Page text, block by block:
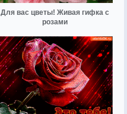
Для вас цветы! Живая гифка с
розами